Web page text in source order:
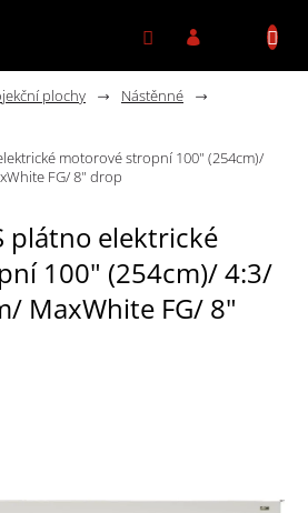
plochy
Nástěnné
motorové stropní 100" (254cm)/
FG/ 8" drop
plátno elektrické
100" (254cm)/ 4:3/
MaxWhite FG/ 8"